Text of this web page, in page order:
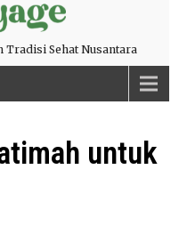
Tradisi Sehat Nusantara
untuk